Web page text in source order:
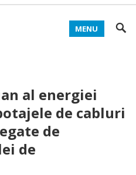
MENU
al energiei
de cabluri
de
de